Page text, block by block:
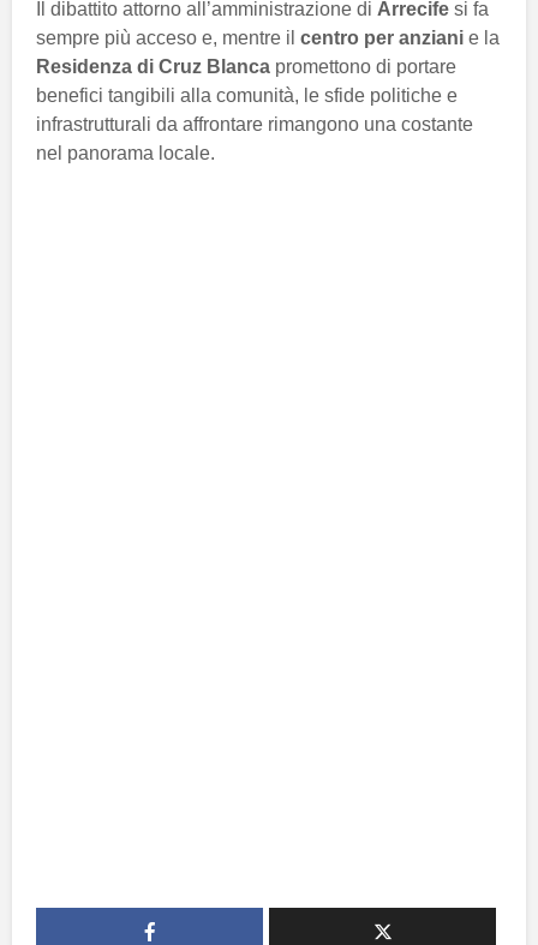
Il dibattito attorno all’amministrazione di Arrecife si fa
sempre più acceso e, mentre il centro per anziani e la
Residenza di Cruz Blanca promettono di portare
benefici tangibili alla comunità, le sfide politiche e
infrastrutturali da affrontare rimangono una costante
nel panorama locale.